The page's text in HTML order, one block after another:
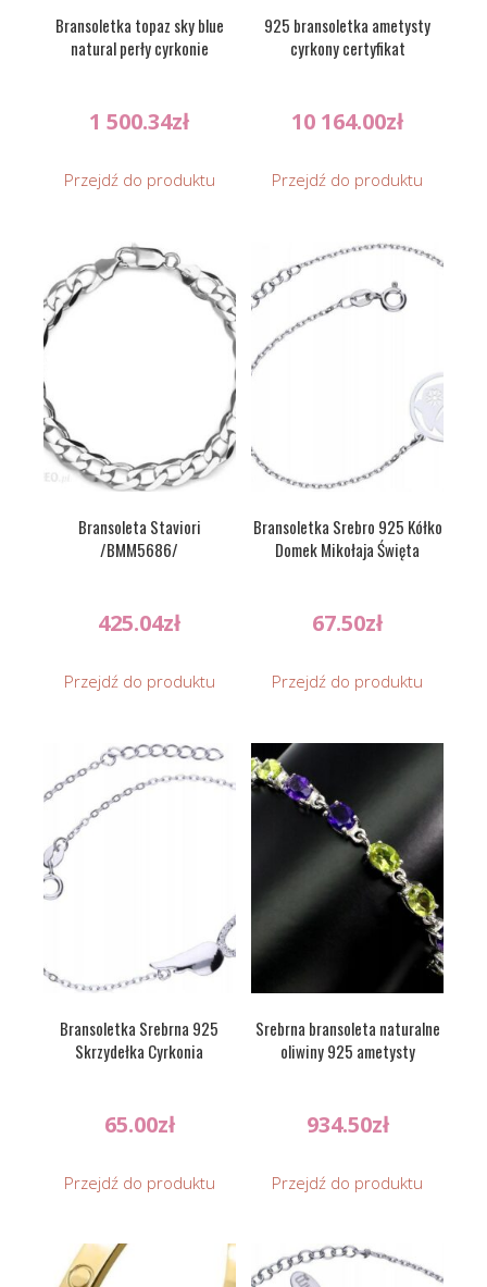
Bransoletka topaz sky blue
natural perły cyrkonie
1 500.34zł
Przejdź do produktu
925 bransoletka ametysty
cyrkony certyfikat
10 164.00zł
Przejdź do produktu
Bransoleta Staviori
/BMM5686/
425.04zł
Przejdź do produktu
Bransoletka Srebro 925 Kółko
Domek Mikołaja Święta
67.50zł
Przejdź do produktu
Bransoletka Srebrna 925
Skrzydełka Cyrkonia
65.00zł
Przejdź do produktu
Srebrna bransoleta naturalne
oliwiny 925 ametysty
934.50zł
Przejdź do produktu